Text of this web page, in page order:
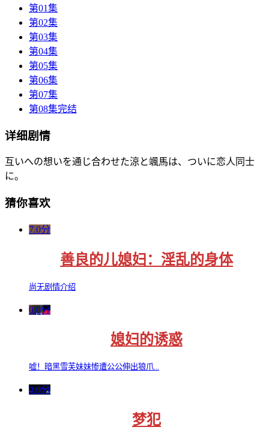
第01集
第02集
第03集
第04集
第05集
第06集
第07集
第08集完结
详细剧情
互いへの想いを通じ合わせた涼と颯馬は、ついに恋人同士
に。
猜你喜欢
7.0分
善良的儿媳妇：淫乱的身体
尚无剧情介绍
0.0分
媳妇的诱惑
嘘！暗黑雪芙妹妹惨遭公公伸出狼爪...
0.0分
梦犯